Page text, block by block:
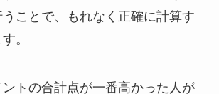
ことで、もれなく正確に計算す
。
トの合計点が一番高かった人が